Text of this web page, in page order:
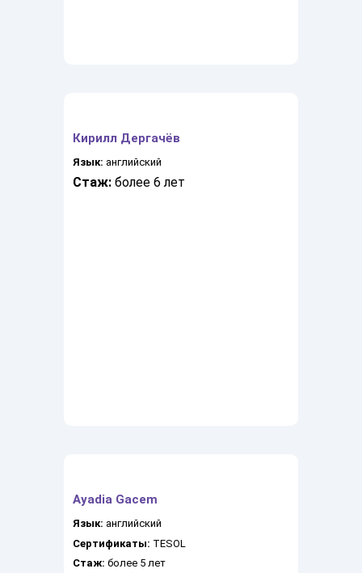
Кирилл Дергачёв
Язык: английский
Стаж: более 6 лет
Ayadia Gacem
Язык: английский
Сертификаты: TESOL
Стаж: более 5 лет